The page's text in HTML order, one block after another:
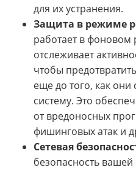
для их устранения.
Защита в режиме
работает в
отслеживает
чтобы
еще до того, как они
систему. Это
от вредоносных
фишинговых атак и
Сетевая
безопасность вашей